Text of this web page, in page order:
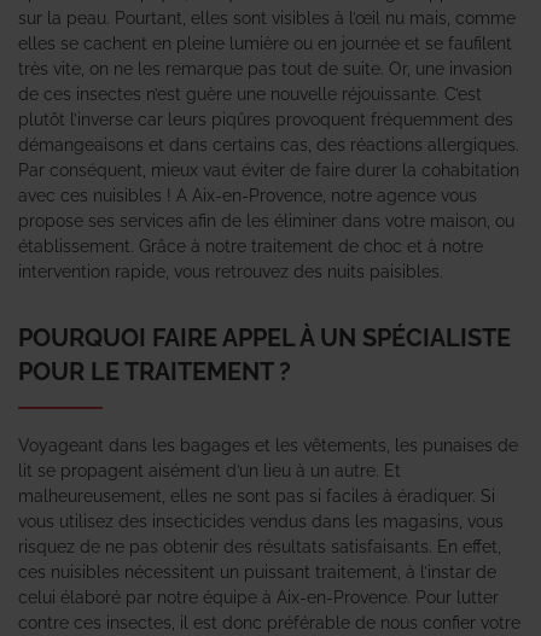
sur la peau. Pourtant, elles sont visibles à l’œil nu mais, comme
elles se cachent en pleine lumière ou en journée et se faufilent
très vite, on ne les remarque pas tout de suite. Or, une invasion
de ces insectes n’est guère une nouvelle réjouissante. C’est
plutôt l’inverse car leurs piqûres provoquent fréquemment des
démangeaisons et dans certains cas, des réactions allergiques.
Par conséquent, mieux vaut éviter de faire durer la cohabitation
avec ces nuisibles ! A Aix-en-Provence, notre agence vous
propose ses services afin de les éliminer dans votre maison, ou
établissement. Grâce à notre traitement de choc et à notre
intervention rapide, vous retrouvez des nuits paisibles.
POURQUOI FAIRE APPEL À UN SPÉCIALISTE
POUR LE TRAITEMENT ?
Voyageant dans les bagages et les vêtements, les punaises de
lit se propagent aisément d’un lieu à un autre. Et
malheureusement, elles ne sont pas si faciles à éradiquer. Si
vous utilisez des insecticides vendus dans les magasins, vous
risquez de ne pas obtenir des résultats satisfaisants. En effet,
ces nuisibles nécessitent un puissant traitement, à l’instar de
celui élaboré par notre équipe à Aix-en-Provence. Pour lutter
contre ces insectes, il est donc préférable de nous confier votre